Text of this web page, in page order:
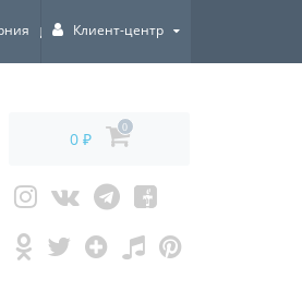
ВСЕЙ РОССИИ!
Клиент-центр
0 ₽
0